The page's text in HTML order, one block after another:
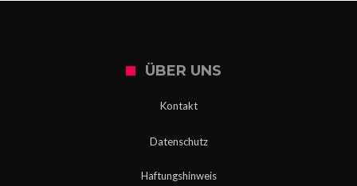
ÜBER UNS
Kontakt
Datenschutz
Haftungshinweis